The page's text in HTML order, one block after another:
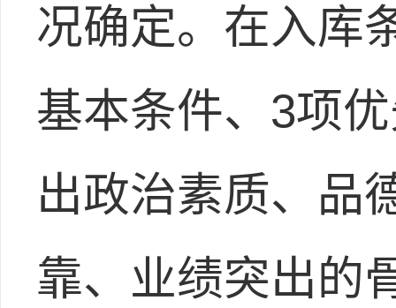
况确定。在入库
基本条件、3项
出政治素质、品
靠、业绩突出的